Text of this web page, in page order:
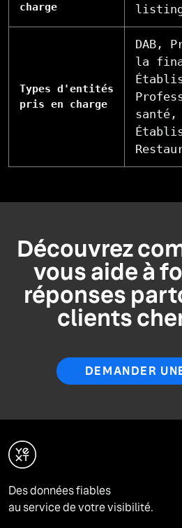
charge
Types d'entités
pris en charge
DAB,
la
santé,
Découvrez
vous aide à
réponses
clients
DEMANDER
Des données fiables
au service de votre visibilité.